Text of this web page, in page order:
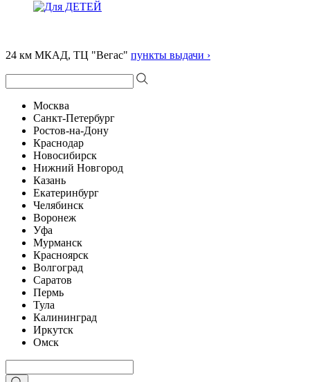
24 км МКАД, ТЦ "Вегас" пункты выдачи ›
Москва
Санкт-Петербург
Ростов-на-Дону
Краснодар
Новосибирск
Нижний Новгород
Казань
Екатеринбург
Челябинск
Воронеж
Уфа
Мурманск
Красноярск
Волгоград
Саратов
Пермь
Тула
Калининград
Иркутск
Омск